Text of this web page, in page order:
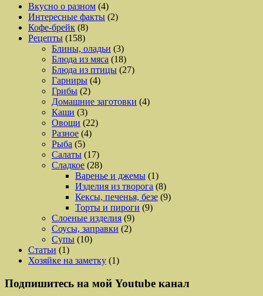
Вкусно о разном (4)
Интересные факты (2)
Кофе-брейк (8)
Рецепты (158)
Блины, оладьи (3)
Блюда из мяса (18)
Блюда из птицы (27)
Гарниры (4)
Грибы (2)
Домашние заготовки (4)
Каши (3)
Овощи (22)
Разное (4)
Рыба (5)
Салаты (17)
Сладкое (28)
Варенье и джемы (1)
Изделия из творога (8)
Кексы, печенья, безе (9)
Торты и пироги (9)
Слоеные изделия (9)
Соусы, заправки (2)
Супы (10)
Статьи (1)
Хозяйке на заметку (1)
Подпишитесь на мой Youtube канал